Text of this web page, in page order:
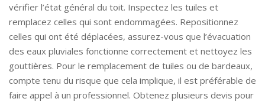
vérifier l’état général du toit. Inspectez les tuiles et
remplacez celles qui sont endommagées. Repositionnez
celles qui ont été déplacées, assurez-vous que l’évacuation
des eaux pluviales fonctionne correctement et nettoyez les
gouttières. Pour le remplacement de tuiles ou de bardeaux,
compte tenu du risque que cela implique, il est préférable de
faire appel à un professionnel. Obtenez plusieurs devis pour